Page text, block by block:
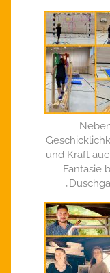
und Kraft
Fantasie